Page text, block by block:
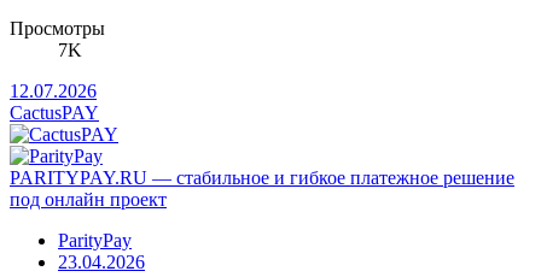
Просмотры
7K
12.07.2026
CactusPAY
PARITYPAY.RU — стабильное и гибкое платежное решение
под онлайн проект
ParityPay
23.04.2026